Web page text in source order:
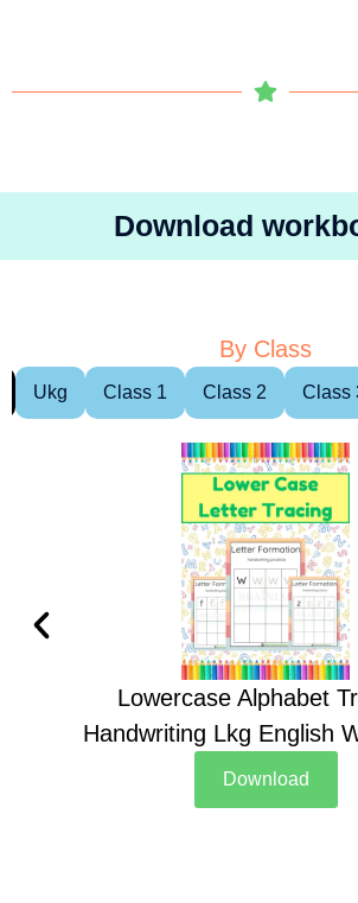
Download
By Class
Ukg Class 1 Class 2 Class
Lowercase Alphabet
Handwriting Lkg English
Download